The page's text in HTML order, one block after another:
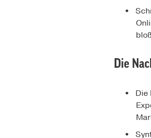
Die
Die